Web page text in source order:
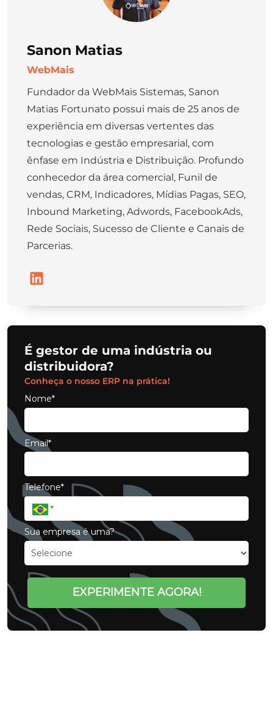
Sanon Matias
WebMais
Fundador da WebMais Sistemas, Sanon
Matias Fortunato possui mais de 25 anos de
experiência em diversas vertentes das
tecnologias e gestão empresarial, com
ênfase em Indústria e Distribuição. Profundo
conhecedor da área comercial, Funil de
vendas, CRM, Indicadores, Mídias Pagas, SEO,
Inbound Marketing, Adwords, FacebookAds,
Rede Sociais, Sucesso de Cliente e Canais de
Parcerias.
É gestor de uma indústria ou
distribuidora?
Conheça o nosso ERP na prática!
Nome*
Email*
Telefone*
Sua empresa é uma?
EXPERIMENTE AGORA!